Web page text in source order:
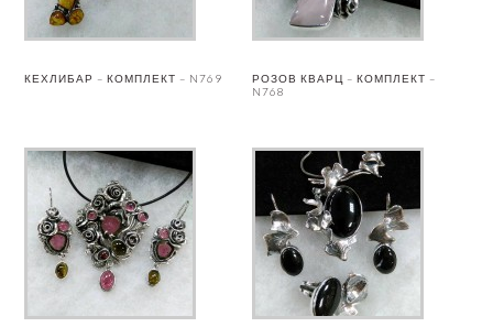
КЕХЛИБАР – КОМПЛЕКТ – N769
РОЗОВ КВАРЦ – КОМПЛЕКТ –
N768